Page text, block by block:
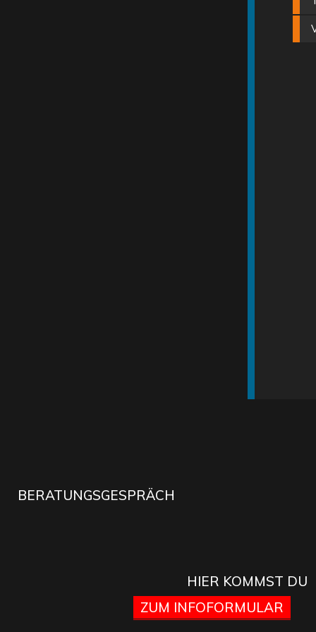
BERATUNGSGESPRÄCH
HIER KOMMST DU
ZUM INFOFORMULAR